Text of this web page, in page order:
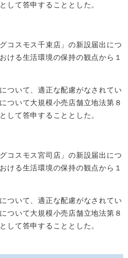
して答申することとした。
コスモス千束店」の新設届出につ
ける生活環境の保持の観点から１
ついて、適正な配慮がなされてい
ついて大規模小売店舗立地法第８
して答申することとした。
コスモス宮司店」の新設届出につ
ける生活環境の保持の観点から１
ついて、適正な配慮がなされてい
ついて大規模小売店舗立地法第８
して答申することとした。